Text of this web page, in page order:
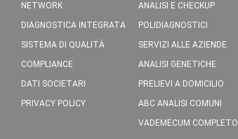
NETWORK
DIAGNOSTICA INTEGRATA
SISTEMA DI QUALITÀ
COMPLIANCE
DATI SOCIETARI
PRIVACY POLICY
ANALISI E CHECKUP
POLIDIAGNOSTICI
SERVIZI ALLE AZIENDE
ANALISI GENETICHE
PRELIEVI A DOMICILIO
ABC ANALISI COMUNI
VADEMECUM COMPLETO